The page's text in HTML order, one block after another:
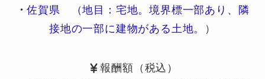
・佐賀県 （地目：宅地。境界標一部あり、隣
接地の一部に建物がある土地。
）
報酬額（税込）